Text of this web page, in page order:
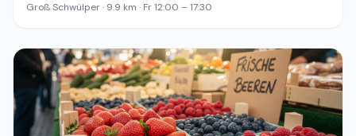
Groß Schwülper · 9.9 km · Fr 12:00 – 17:30